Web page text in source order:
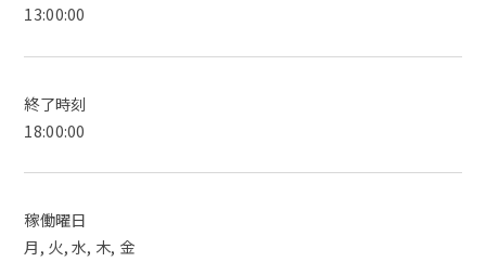
13:00:00
終了時刻
18:00:00
稼働曜日
月, 火, 水, 木, 金